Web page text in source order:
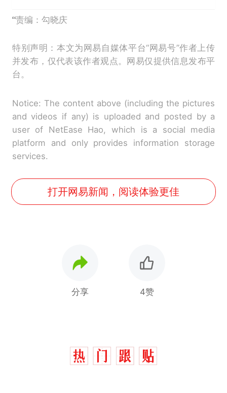
责编：勾晓庆
特别声明：本文为网易自媒体平台“网易号”作者上传
并发布，仅代表该作者观点。网易仅提供信息发布平
台。
Notice: The content above (including the pictures
and videos if any) is uploaded and posted by a
user of NetEase Hao, which is a social media
platform and only provides information storage
services.
打开网易新闻，阅读体验更佳
分享 4赞